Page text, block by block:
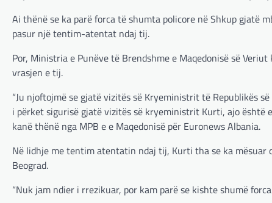
Ai thënë se ka parë forca të shumta policore në Shkup gjatë
pasur një tentim-atentat ndaj tij.
Por, Ministria e Punëve të Brendshme e Maqedonisë së
vrasjen e tij.
“Ju njoftojmë se gjatë vizitës së Kryeministrit të Republikës
i përket sigurisë gjatë vizitës së kryeministrit Kurti, ajo është
kanë thënë nga MPB e e Maqedonisë për Euronews Albania.
Në lidhje me tentim atentatin ndaj tij, Kurti tha se ka
Beograd.
“Nuk jam ndier i rrezikuar, por kam parë se kishte shumë